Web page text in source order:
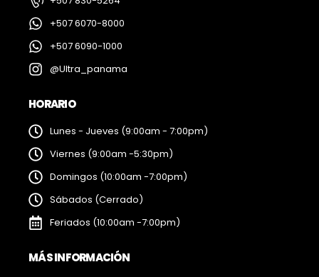
+507 6070-8000
+507 6090-1000
@Ultra_panama
HORARIO
Lunes - Jueves (9:00am - 7:00pm)
Viernes (9:00am -5:30pm)
Domingos (10:00am -7:00pm)
Sábados (Cerrado)
Feriados (10:00am -7:00pm)
MÁS INFORMACIÓN